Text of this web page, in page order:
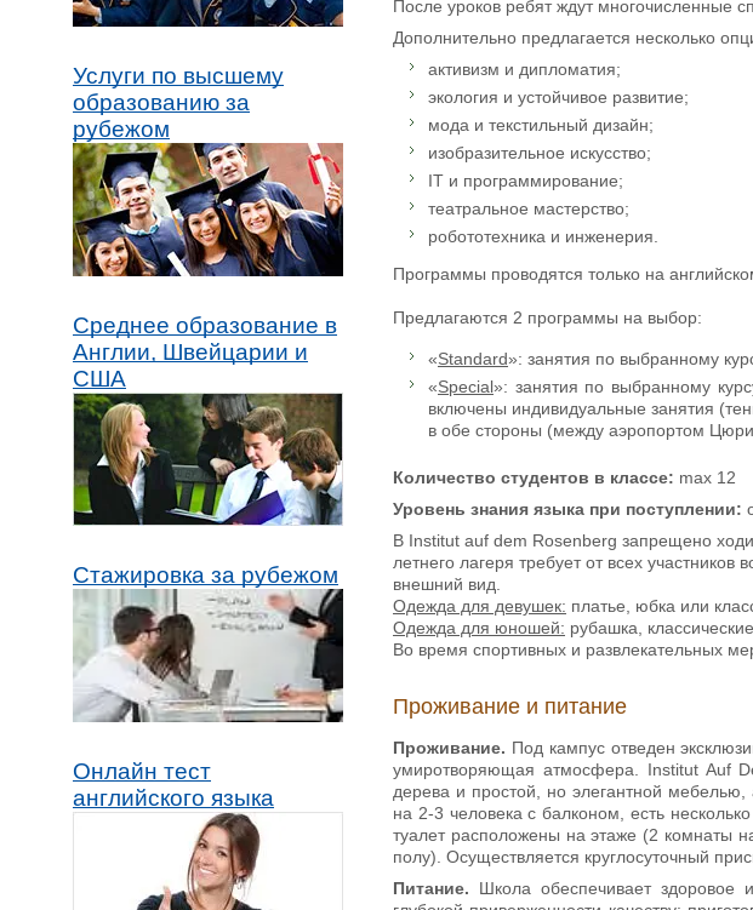
Услуги по высшему
образованию за
рубежом
Среднее образование в
Англии, Швейцарии и
США
Стажировка за рубежом
Онлайн тест
английского языка
После уроков ребят ждут многочисленные
Дополнительно предлагается несколько
активизм и дипломатия;
экология и устойчивое развитие;
мода и текстильный дизайн;
изобразительное искусство;
IT и программирование;
театральное мастерство;
робототехника и инженерия.
Программы проводятся только на
Предлагаются 2 программы на выбор:
«Standard»: занятия по выбранному
«Special»: занятия по выбранному
включены индивидуальные занятия
в обе стороны (между аэропортом
Количество студентов в классе: max 12
Уровень знания языка при поступлении:
В Institut auf dem Rosenberg запрещено
летнего лагеря требует от всех
внешний вид.
Одежда для девушек: платье, юбка или
Одежда для юношей: рубашка,
Во время спортивных и развлекательных
Проживание и питание
Проживание. Под кампус отведен
умиротворяющая атмосфера. Institut Auf
дерева и простой, но элегантной
на 2-3 человека с балконом, есть
туалет расположены на этаже (2 комнаты
полу). Осуществляется круглосуточный
Питание. Школа обеспечивает здоровое